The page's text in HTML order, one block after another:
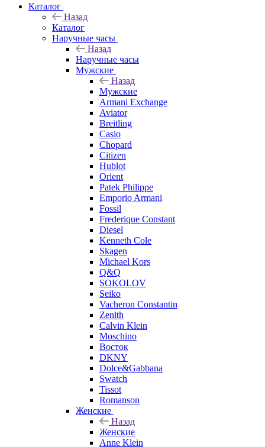
Каталог
Назад
Каталог
Наручные часы
Назад
Наручные часы
Мужские
Назад
Мужские
Armani Exchange
Aviator
Breitling
Casio
Chopard
Citizen
Hublot
Orient
Patek Philippe
Emporio Armani
Fossil
Frederique Constant
Diesel
Kenneth Cole
Skagen
Michael Kors
Q&Q
SOKOLOV
Seiko
Vacheron Constantin
Zenith
Calvin Klein
Moschino
Восток
DKNY
Dolce&Gabbana
Swatch
Tissot
Romanson
Женские
Назад
Женские
Anne Klein